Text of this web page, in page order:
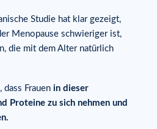
Studie hat klar gezeigt,
Menopause schwieriger ist,
die mit dem Alter natürlich
dass Frauen in dieser
Proteine zu sich nehmen und